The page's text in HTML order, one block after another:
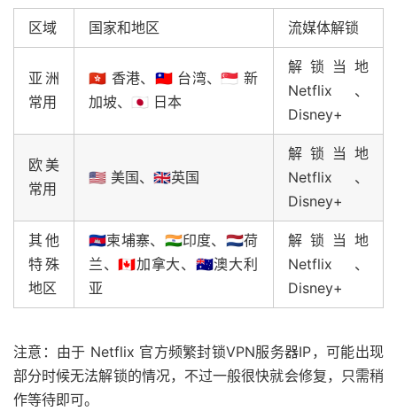
区域 国家和地区 流媒体解锁
亚洲
常用
🇭🇰 香港、🇹🇼 台湾、🇸🇬 新
加坡、🇯🇵 日本
解锁当地
Netflix、
Disney+
欧美
常用
🇺🇸 美国、🇬🇧英国
解锁当地
Netflix、
Disney+
其他
特殊
地区
🇰🇭柬埔寨、🇮🇳印度、🇳🇱荷
兰、🇨🇦加拿大、🇦🇺澳大利
亚
解锁当地
Netflix、
Disney+
注意：由于 Netflix 官方频繁封锁VPN服务器IP，可能出现
部分时候无法解锁的情况，不过一般很快就会修复，只需稍
作等待即可。